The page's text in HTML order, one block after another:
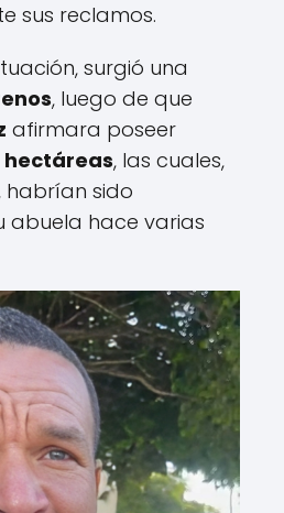
sus reclamos.
surgió una
, luego de que
afirmara poseer
hectáreas, las cuales,
habrían sido
abuela hace varias